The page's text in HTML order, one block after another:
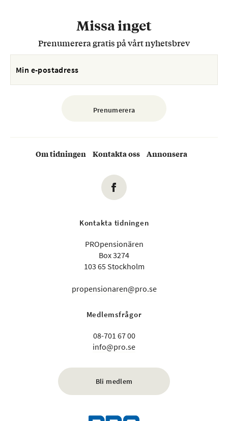
Missa inget
Prenumerera gratis på vårt nyhetsbrev
Om tidningen Kontakta oss Annonsera
Kontakta tidningen
PROpensionären
Box 3274
103 65 Stockholm
propensionaren@pro.se
Medlemsfrågor
08-701 67 00
info@pro.se
Bli medlem